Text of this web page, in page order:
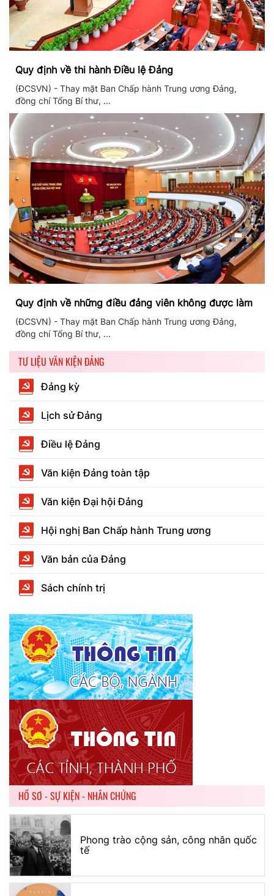
Quy định về thi hành Điều lệ Đảng
(ĐCSVN) - Thay mặt Ban Chấp hành Trung ương Đảng,
đồng chí Tổng Bí thư, ...
Quy định về những điều đảng viên không được làm
(ĐCSVN) - Thay mặt Ban Chấp hành Trung ương Đảng,
đồng chí Tổng Bí thư, ...
TƯ LIỆU VĂN KIỆN ĐẢNG
Đảng kỳ
Lịch sử Đảng
Điều lệ Đảng
Văn kiện Đảng toàn tập
Văn kiện Đại hội Đảng
Hội nghị Ban Chấp hành Trung ương
Văn bản của Đảng
Sách chính trị
HỒ SƠ - SỰ KIỆN - NHÂN CHỨNG
Phong trào cộng sản, công nhân quốc
tế